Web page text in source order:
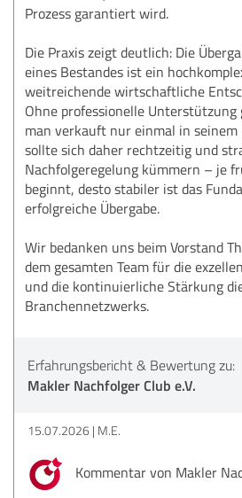
Prozess garantiert wird.
Die Praxis zeigt deutlich: Die
eines Bestandes ist ein
weitreichende wirtschaftliche
Ohne professionelle
man verkauft nur einmal in seinem
sollte sich daher rechtzeitig und
Nachfolgeregelung kümmern – je
beginnt, desto stabiler ist das
erfolgreiche Übergabe.
Wir bedanken uns beim Vorstand
dem gesamten Team für die
und die kontinuierliche Stärkung
Branchennetzwerks.
Erfahrungsbericht & Bewertung zu:
Makler Nachfolger Club e.V.
15.07.2026 M.E.
Kommentar von Makler